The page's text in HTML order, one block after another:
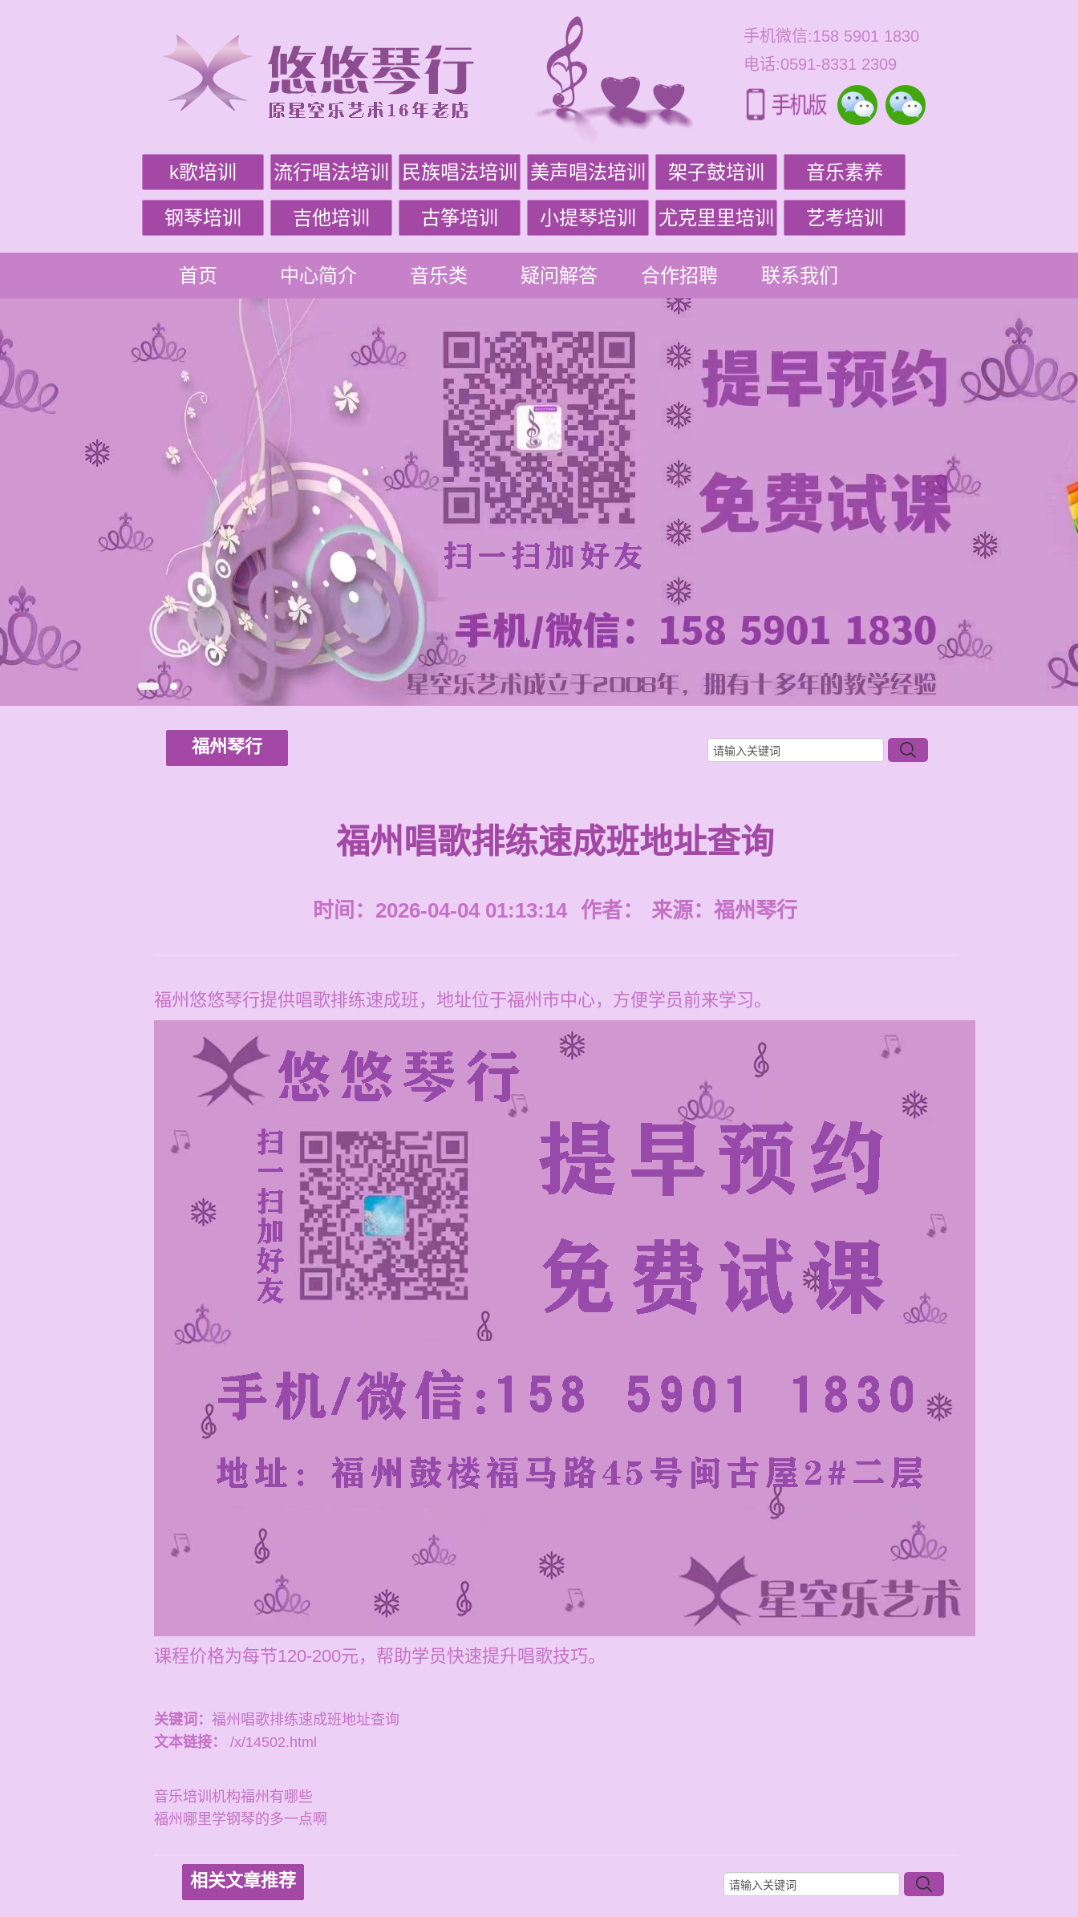
手机微信:158 5901 1830
电话:0591-8331 2309
k歌培训 流行唱法培训 民族唱法培训 美声唱法培训 架子鼓培训 音乐素养
钢琴培训 吉他培训 古筝培训 小提琴培训 尤克里里培训 艺考培训
首页 中心简介 音乐类 疑问解答 合作招聘 联系我们
福州琴行
福州唱歌排练速成班地址查询
时间：2026-04-04 01:13:14 作者： 来源： 福州琴行
福州悠悠琴行提供唱歌排练速成班，地址位于福州市中心，方便学员前来学习。
课程价格为每节120-200元，帮助学员快速提升唱歌技巧。
关键词： 福州唱歌排练速成班地址查询
文本链接：
/x/14502.html
音乐培训机构福州有哪些
福州哪里学钢琴的多一点啊
相关文章推荐